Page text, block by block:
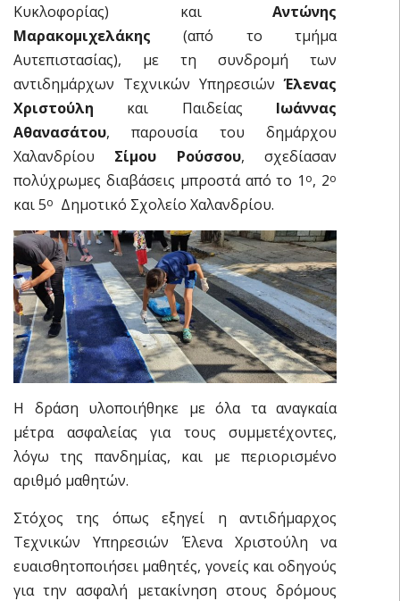
Κυκλοφορίας) και Αντώνης
Μαρακομιχελάκης (από το τμήμα
Αυτεπιστασίας), με τη συνδρομή των
αντιδημάρχων Τεχνικών ΥπηρεσιώνΈλενας
Χριστούλη και Παιδείας Ιωάννας
Αθανασάτου, παρουσία του δημάρχου
Χαλανδρίου Σίμου Ρούσσου, σχεδίασαν
πολύχρωμες διαβάσεις μπροστά από το 1 ο, 2ο
και 5ο Δημοτικό Σχολείο Χαλανδρίου.
Η δράση υλοποιήθηκε με όλα τα αναγκαία
μέτρα ασφαλείας για τους συμμετέχοντες,
λόγω της πανδημίας, και με περιορισμένο
αριθμό μαθητών.
Στόχος της όπως εξηγεί η αντιδήμαρχος
Τεχνικών Υπηρεσιών Έλενα Χριστούλη να
ευαισθητοποιήσει μαθητές, γονείς και οδηγούς
για την ασφαλή μετακίνηση στους δρόμους